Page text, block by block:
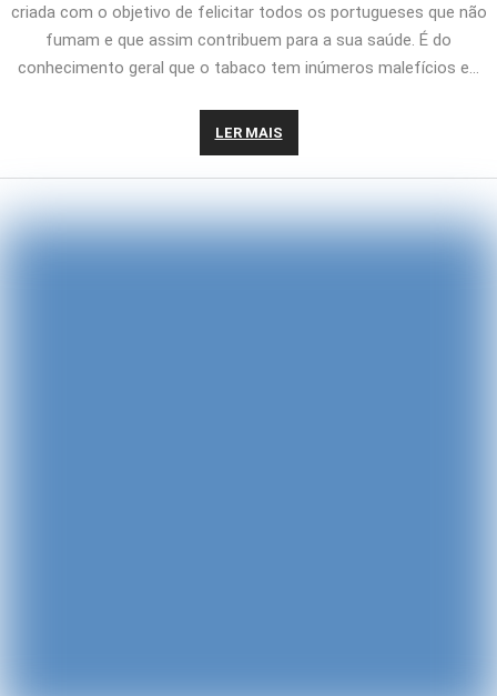
criada com o objetivo de felicitar todos os portugueses que não
fumam e que assim contribuem para a sua saúde. É do
conhecimento geral que o tabaco tem inúmeros malefícios e…
LER MAIS